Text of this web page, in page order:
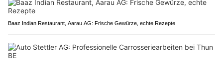
Baaz Indian Restaurant, Aarau AG: Frische Gewürze, echte Rezepte